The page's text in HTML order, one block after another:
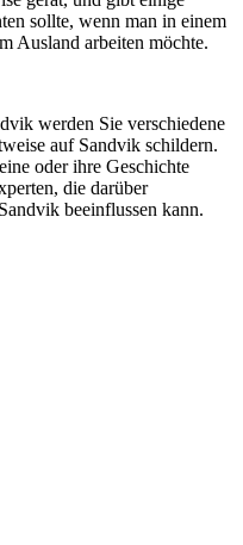
sollte, wenn man in einem
Ausland arbeiten möchte.
werden Sie verschiedene
auf Sandvik schildern.
oder ihre Geschichte
die darüber
beeinflussen kann.